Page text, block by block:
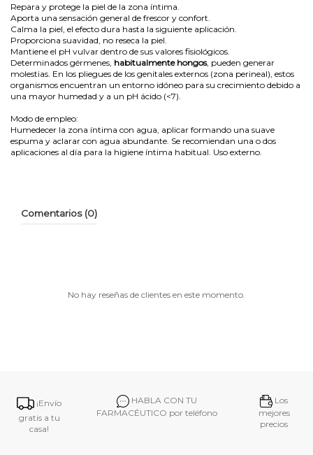
Repara y protege la piel de la zona íntima.
Aporta una sensación general de frescor y confort.
Calma la piel, el efecto dura hasta la siguiente aplicación.
Proporciona suavidad, no reseca la piel.
Mantiene el pH vulvar dentro de sus valores fisiológicos.
Determinados gérmenes, habitualmente hongos, pueden generar
molestias. En los pliegues de los genitales externos (zona perineal), estos
organismos encuentran un entorno idóneo para su crecimiento debido a
una mayor humedad y a un pH ácido (<7).
Modo de empleo:
Humedecer la zona íntima con agua, aplicar formando una suave
espuma y aclarar con agua abundante. Se recomiendan una o dos
aplicaciones al día para la higiene íntima habitual. Uso externo.
Comentarios (0)
No hay reseñas de clientes en este momento.
¡Envío
gratis a tu
casa!
HABLA CON TU
FARMACÉUTICO por teléfono
Los
mejores
precios